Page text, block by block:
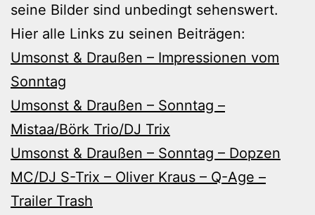
seine Bilder sind unbedingt sehenswert.
Hier alle Links zu seinen Beiträgen:
Umsonst & Draußen – Impressionen vom
Sonntag
Umsonst & Draußen – Sonntag –
Mistaa/Börk Trio/DJ Trix
Umsonst & Draußen – Sonntag – Dopzen
MC/DJ S-Trix – Oliver Kraus – Q-Age –
Trailer Trash